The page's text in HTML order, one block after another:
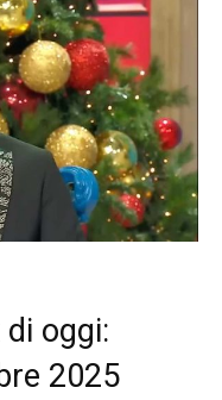
oggi:
2025